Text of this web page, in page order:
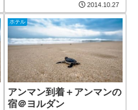
2014.10.27
ホテル
アンマン到着＋アンマンの
宿＠ヨルダン